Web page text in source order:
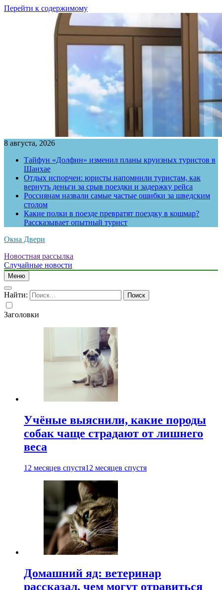
Перейти к содержимому
8 августа, 2026
Тайфун «Долфин» изменил планы круизных туристов в
Шанхае
Отдых испорчен: юристы напомнили туристам, как
вернуть деньги за срыв поездки и задержку рейса
Россиянам назвали самые частые ошибки за шведским
столом
Какие полки в поезде превратят поездку в кошмар?
Рассказывает опытный турист
Окна Двери
Новостная рассылка
Случайные новости
Меню
Найти:
Заголовки
Учёные выяснили, какие породы
собак чаще страдают от лишнего
веса
12 месяцев спустя12 месяцев спустя
Домашний яд: ветеринар
рассказал, чем могут отравиться